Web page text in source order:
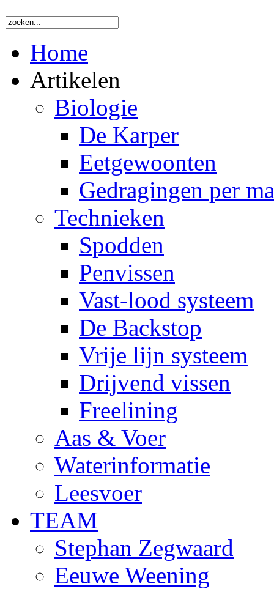
Home
Artikelen
Biologie
De Karper
Eetgewoonten
Gedragingen per
Technieken
Spodden
Penvissen
Vast-lood systeem
De Backstop
Vrije lijn systeem
Drijvend vissen
Freelining
Aas & Voer
Waterinformatie
Leesvoer
TEAM
Stephan Zegwaard
Eeuwe Weening